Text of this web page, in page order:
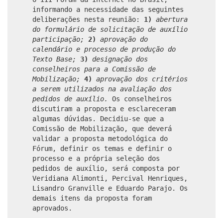
informando a necessidade das seguintes
deliberações nesta reunião: 1)
abertura
do formulário de solicitação de auxílio
participação; 2)
aprovação do
calendário e processo de produção do
Texto Base; 3)
designação dos
conselheiros para a Comissão de
Mobilização; 4)
aprovação dos critérios
a serem utilizados na avaliação dos
pedidos de auxílio.
Os conselheiros
discutiram a proposta e esclareceram
algumas dúvidas. Decidiu-se que a
Comissão de Mobilização, que deverá
validar a proposta metodológica do
Fórum, definir os temas e definir o
processo e a própria seleção dos
pedidos de auxílio, será composta por
Veridiana Alimonti, Percival Henriques,
Lisandro Granville e Eduardo Parajo. Os
demais itens da proposta foram
aprovados.